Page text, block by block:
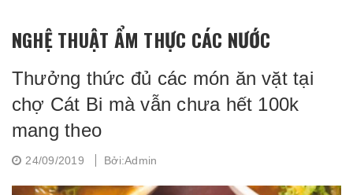
NGHỆ THUẬT ẨM THỰC CÁC NƯỚC
Thưởng thức đủ các món ăn vặt tại
chợ Cát Bi mà vẫn chưa hết 100k
mang theo
24/09/2019 Bởi:Admin